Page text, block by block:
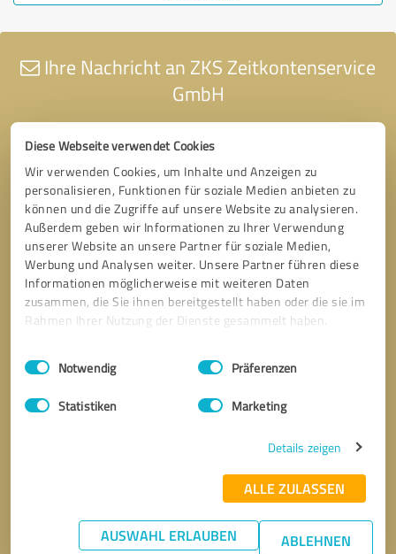
Diese Webseite verwendet Cookies
Wir verwenden Cookies, um Inhalte und Anzeigen zu
personalisieren, Funktionen für soziale Medien anbieten zu
können und die Zugriffe auf unsere Website zu analysieren.
Außerdem geben wir Informationen zu Ihrer Verwendung
unserer Website an unsere Partner für soziale Medien,
Werbung und Analysen weiter. Unsere Partner führen diese
Informationen möglicherweise mit weiteren Daten
zusammen, die Sie ihnen bereitgestellt haben oder die sie im
Rahmen Ihrer Nutzung der Dienste gesammelt haben.
Impressum Datenschutzbestimmungen
Einwilligungsauswahl
Notwendig Präferenzen
Statistiken Marketing
Details zeigen
ALLE ZULASSEN
AUSWAHL ERLAUBEN ABLEHNEN
Ihre Nachricht an ZKS Zeitkontenservice
GmbH
* Erforderliche Angaben
Nachricht senden